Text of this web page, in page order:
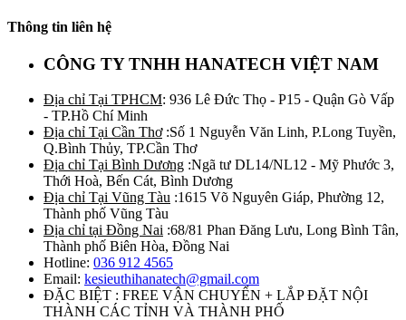
Thông tin liên hệ
CÔNG TY TNHH HANATECH VIỆT NAM
Địa chỉ Tại TPHCM: 936 Lê Đức Thọ - P15 - Quận Gò Vấp
- TP.Hồ Chí Minh
Địa chỉ Tại Cần Thơ:Số 1 Nguyễn Văn Linh, P.Long Tuyền,
Q.Bình Thủy, TP.Cần Thơ
Địa chỉ Tại Bình Dương :Ngã tư DL14/NL12 - Mỹ Phước 3,
Thới Hoà, Bến Cát, Bình Dương
Địa chỉ Tại Vũng Tàu :1615 Võ Nguyên Giáp, Phường 12,
Thành phố Vũng Tàu
Địa chỉ tại Đồng Nai :68/81 Phan Đăng Lưu, Long Bình Tân,
Thành phố Biên Hòa, Đồng Nai
Hotline: 036 912 4565
Email: kesieuthihanatech@gmail.com
ĐẶC BIỆT : FREE VẬN CHUYỂN + LẮP ĐẶT NỘI
THÀNH CÁC TỈNH VÀ THÀNH PHỐ